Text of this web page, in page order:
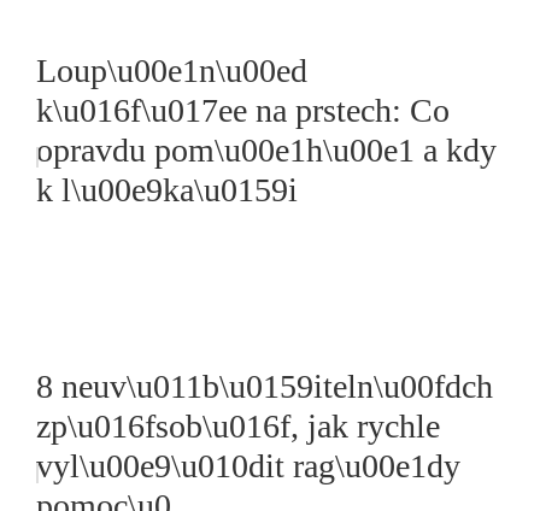
Loup\u00e1n\u00ed
k\u016f\u017ee na prstech: Co
opravdu pom\u00e1h\u00e1 a kdy
k l\u00e9ka\u0159i
8 neuv\u011b\u0159iteln\u00fdch
zp\u016fsob\u016f, jak rychle
vyl\u00e9\u010dit rag\u00e1dy